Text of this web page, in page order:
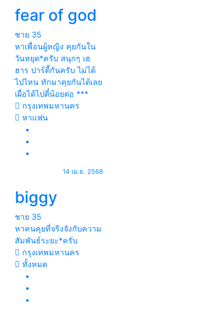
fear of god
ชาย 35
หาเพื่อนผู้หญิง คุยกันใน
วันหยุด*ครับ สนุกๆ เฮ
ฮาร ปาร์ตี้กันครับ ไม่ได้
ไปไหน ทักมาคุยกันได้เลย
เผื่อได้ไปตี๋น้อยต่อ ***
กรุงเทพมหานคร
หาแฟน
14 เม.ย. 2568
biggy
ชาย 35
หาคนคุยที่จริงจังกับความ
สัมพันธ์ระยะ*ครับ
กรุงเทพมหานคร
ทั้งหมด